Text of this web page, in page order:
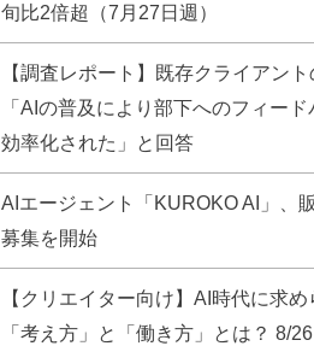
旬比2倍超（7月27日週）
【調査レポート】既存クライアン
「AIの普及により部下へのフィー
効率化された」と回答
AIエージェント「KUROKO AI」、
募集を開始
【クリエイター向け】AI時代に求め
「考え方」と「働き方」とは？ 8/